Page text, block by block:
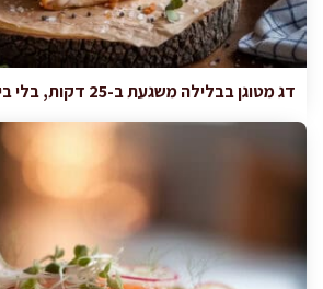
דג מטוגן בבלילה משגעת ב-25 דקות, בלי ביצים בכלל